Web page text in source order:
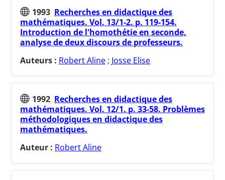
1993 Recherches en didactique des
mathématiques. Vol. 13/1-2. p. 119-154.
Introduction de l'homothétie en seconde,
analyse de deux discours de professeurs.
Auteurs : Robert Aline ; Josse Elise
1992 Recherches en didactique des
mathématiques. Vol. 12/1. p. 33-58. Problèmes
méthodologiques en didactique des
mathématiques.
Auteur : Robert Aline